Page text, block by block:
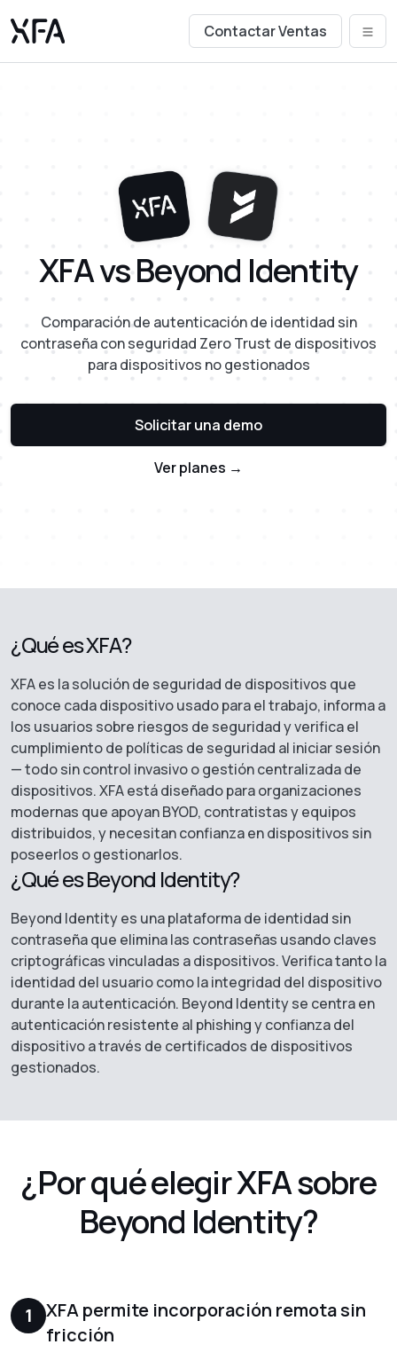
Contactar Ventas
XFA vs Beyond Identity
Comparación de autenticación de identidad sin
contraseña con seguridad Zero Trust de dispositivos
para dispositivos no gestionados
Solicitar una demo
Ver planes →
¿Qué es XFA?
XFA es la solución de seguridad de dispositivos que
conoce cada dispositivo usado para el trabajo, informa a
los usuarios sobre riesgos de seguridad y verifica el
cumplimiento de políticas de seguridad al iniciar sesión
— todo sin control invasivo o gestión centralizada de
dispositivos. XFA está diseñado para organizaciones
modernas que apoyan BYOD, contratistas y equipos
distribuidos, y necesitan confianza en dispositivos sin
poseerlos o gestionarlos.
¿Qué es Beyond Identity?
Beyond Identity es una plataforma de identidad sin
contraseña que elimina las contraseñas usando claves
criptográficas vinculadas a dispositivos. Verifica tanto la
identidad del usuario como la integridad del dispositivo
durante la autenticación. Beyond Identity se centra en
autenticación resistente al phishing y confianza del
dispositivo a través de certificados de dispositivos
gestionados.
¿Por qué elegir XFA sobre
Beyond Identity?
1
XFA permite incorporación remota sin
fricción